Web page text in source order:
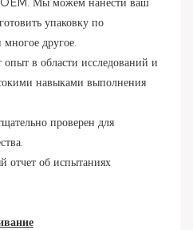
упаковку по
другое.
навыками выполнения